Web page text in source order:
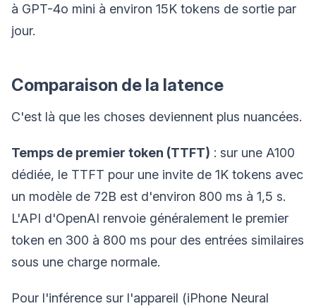
à GPT-4o mini à environ 15K tokens de sortie par
jour.
Comparaison de la latence
C'est là que les choses deviennent plus nuancées.
Temps de premier token (TTFT) : sur une A100
dédiée, le TTFT pour une invite de 1K tokens avec
un modèle de 72B est d'environ 800 ms à 1,5 s.
L'API d'OpenAI renvoie généralement le premier
token en 300 à 800 ms pour des entrées similaires
sous une charge normale.
Pour l'inférence sur l'appareil (iPhone Neural